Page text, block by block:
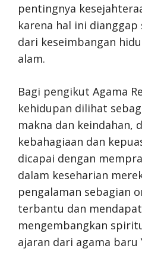
pentingnya
karena hal ini
dari keseimbangan
alam.
Bagi pengikut Agama
kehidupan dilihat
makna dan keindahan,
kebahagiaan dan
dicapai dengan
dalam keseharian
pengalaman sebagian
terbantu dan
mengembangkan
ajaran dari agama baru